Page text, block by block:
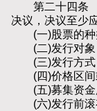
第二十四条 发
决议，决议至少
(一)股票的种
(二)发行对象
(三)发行方式
(四)价格区间
(五)募集资金
(六)发行前滚